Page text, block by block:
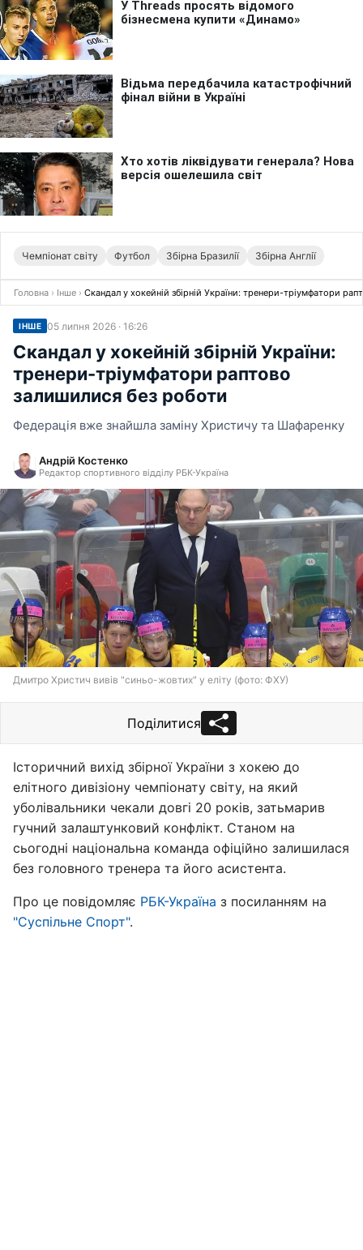
Чемпіонат світу Футбол Збірна Бразилії Збірна Англії
Головна › Інше › Скандал у хокейній збірній України: тренери-тріумфатори
ІНШЕ 05 липня 2026 · 16:26
Скандал у хокейній збірній України:
тренери-тріумфатори раптово
залишилися без роботи
Федерація вже знайшла заміну Христичу та Шафаренку
Андрій Костенко
Редактор спортивного відділу РБК-Україна
Дмитро Христич вивів "синьо-жовтих" у еліту (фото: ФХУ)
Поділитися
Історичний вихід збірної України з хокею до
елітного дивізіону чемпіонату світу, на який
уболівальники чекали довгі 20 років, затьмарив
гучний залаштунковий конфлікт. Станом на
сьогодні національна команда офіційно залишилася
без головного тренера та його асистента.
Про це повідомляє РБК-Україна з посиланням на
"Суспільне Спорт".